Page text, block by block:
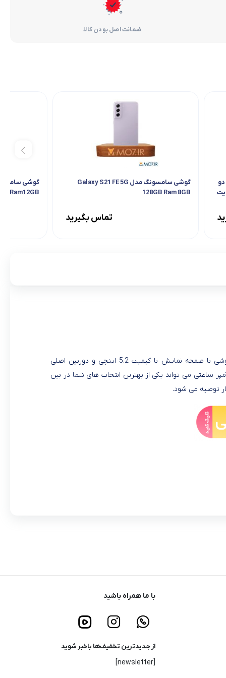
ضمانت اصل بودن کالا
گوشی موبایل سامسونگ مدل Galaxy A55 دو
گوشی سامسونگ مدل Galaxy S21 FE 5G
128GB Ram 8GB
تماس بگیرید
Ram12GB
گوشی جدید سامسونگ به اسم Galaxy J5 PRO در ماه ژوئن 2017 معرفی شد. این گوشی با صفحه نمایش با کیفیت 5.2 اینچی و دوربین اصلی
سلفی 13 مگاپیکسلی و 2یا 3 گیگابایت رم و باتری 3000 میلی آمپر ساعتی می تواند یکی از بهترین انتخاب های شما در بین
توصیه می شود.
با ما همراه باشید
از جدیدترین تخفیف‌ها باخبر شوید
[newsletter]